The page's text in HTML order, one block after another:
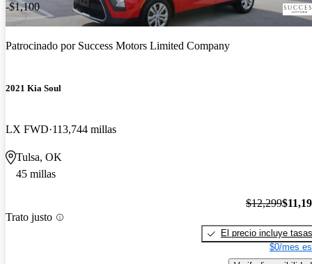
-$1,100
Patrocinado por Success Motors Limited Company
2021 Kia Soul
LX FWD 113,744 millas
Tulsa, OK
45 millas
Trato justo
$12,299
El precio incluye tasas
$0/mes